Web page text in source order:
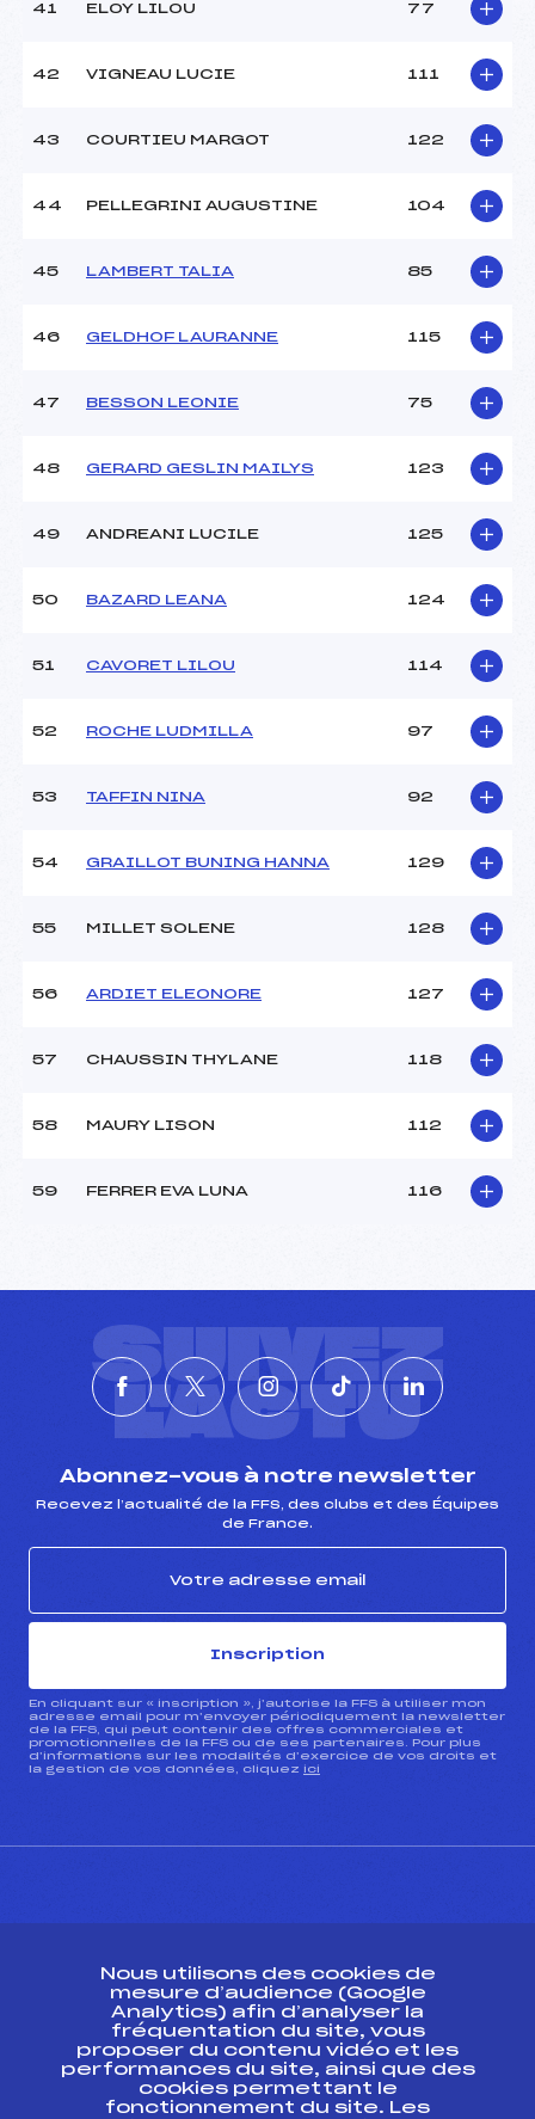
41 ELOY LILOU 77
42 VIGNEAU LUCIE 111
43 COURTIEU MARGOT 122
44 PELLEGRINI AUGUSTINE 104
45 LAMBERT TALIA 85
46 GELDHOF LAURANNE 115
47 BESSON LEONIE 75
48 GERARD GESLIN MAILYS 123
49 ANDREANI LUCILE 125
50 BAZARD LEANA 124
51 CAVORET LILOU 114
52 ROCHE LUDMILLA 97
53 TAFFIN NINA 92
54 GRAILLOT BUNING HANNA 129
55 MILLET SOLENE 128
56 ARDIET ELEONORE 127
57 CHAUSSIN THYLANE 118
58 MAURY LISON 112
59 FERRER EVA LUNA 116
SUIVEZ
L'ACTU
Abonnez-vous à notre newsletter
Recevez l’actualité de la FFS, des clubs et des Équipes
de France.
Inscription
En cliquant sur « inscription », j’autorise la FFS à utiliser mon
adresse email pour m’envoyer périodiquement la newsletter
de la FFS, qui peut contenir des offres commerciales et
promotionnelles de la FFS ou de ses partenaires. Pour plus
d’informations sur les modalités d’exercice de vos droits et
la gestion de vos données, cliquez ici
Ressources
Pass’Neige
Projet sportif fédéral
Nous utilisons des cookies de
mesure d’audience (Google
Analytics) afin d’analyser la
fréquentation du site, vous
proposer du contenu vidéo et les
performances du site, ainsi que des
cookies permettant le
fonctionnement du site. Les